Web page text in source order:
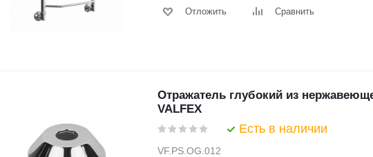
Отложить Сравнить
Отражатель глубокий из
VALFEX
Есть в наличии
VF.PS.OG.012